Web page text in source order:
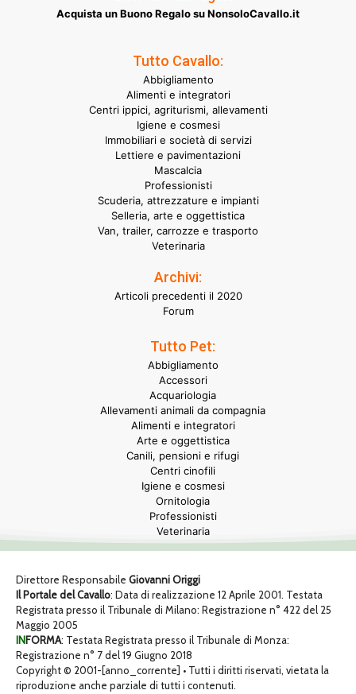
Acquista un Buono Regalo su NonsoloCavallo.it
Tutto Cavallo:
Abbigliamento
Alimenti e integratori
Centri ippici, agriturismi, allevamenti
Igiene e cosmesi
Immobiliari e società di servizi
Lettiere e pavimentazioni
Mascalcia
Professionisti
Scuderia, attrezzature e impianti
Selleria, arte e oggettistica
Van, trailer, carrozze e trasporto
Veterinaria
Archivi:
Articoli precedenti il 2020
Forum
Tutto Pet:
Abbigliamento
Accessori
Acquariologia
Allevamenti animali da compagnia
Alimenti e integratori
Arte e oggettistica
Canili, pensioni e rifugi
Centri cinofili
Igiene e cosmesi
Ornitologia
Professionisti
Veterinaria
Direttore Responsabile Giovanni Origgi
Il Portale del Cavallo: Data di realizzazione 12 Aprile 2001. Testata
Registrata presso il Tribunale di Milano: Registrazione n° 422 del 25
Maggio 2005
INFORMA: Testata Registrata presso il Tribunale di Monza:
Registrazione n° 7 del 19 Giugno 2018
Copyright © 2001-[anno_corrente] • Tutti i diritti riservati, vietata la
riproduzione anche parziale di tutti i contenuti.